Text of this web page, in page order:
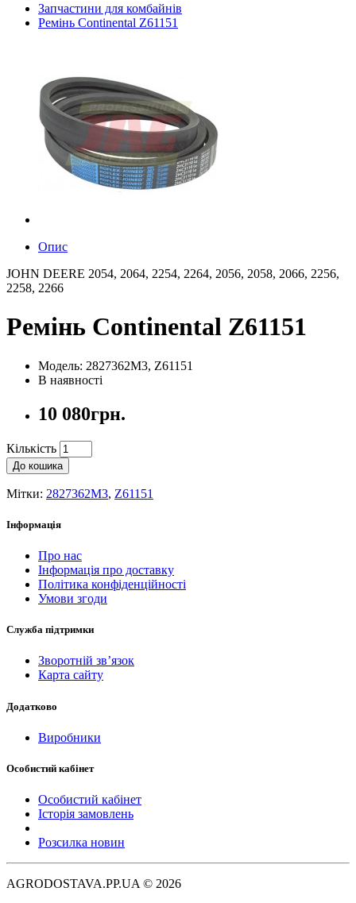
Запчастини для комбайнів
Ремінь Continental Z61151
Опис
JOHN DEERE 2054, 2064, 2254, 2264, 2056, 2058, 2066, 2256,
2258, 2266
Ремінь Continental Z61151
Модель: 2827362M3, Z61151
В наявності
10 080грн.
Кількість
До кошика
Мітки: 2827362M3, Z61151
Інформація
Про нас
Інформація про доставку
Політика конфіденційності
Умови згоди
Служба підтримки
Зворотній зв’язок
Карта сайту
Додатково
Виробники
Особистий кабінет
Особистий кабінет
Історія замовлень
Розсилка новин
AGRODOSTAVA.PP.UA © 2026